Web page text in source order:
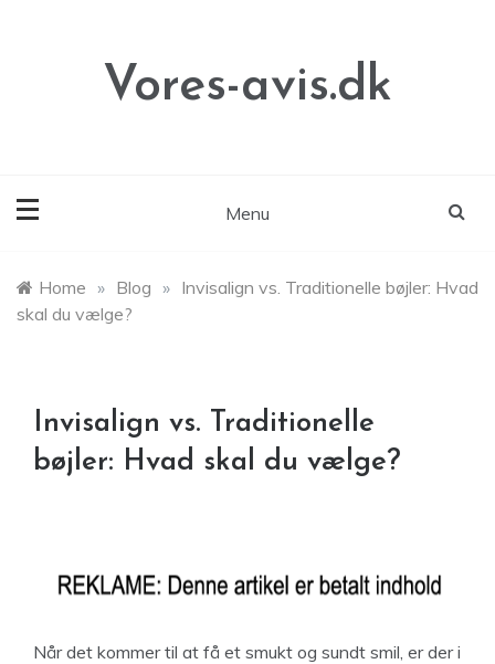
Vores-avis.dk
Menu
Home » Blog » Invisalign vs. Traditionelle bøjler: Hvad
skal du vælge?
Invisalign vs. Traditionelle
bøjler: Hvad skal du vælge?
Når det kommer til at få et smukt og sundt smil, er der i